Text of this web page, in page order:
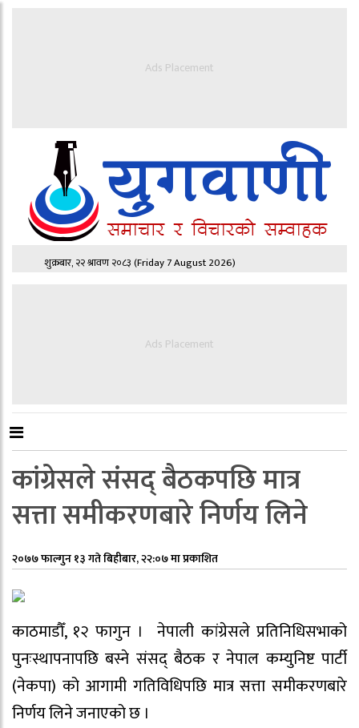
Ads Placement
शुक्रबार, २२ श्रावण २०८३(Friday 7 August 2026)
Ads Placement
कांग्रेसले संसद् बैठकपछि मात्र
सत्ता समीकरणबारे निर्णय लिने
२०७७ फाल्गुन १३ गते बिहीबार, २२:०७ मा प्रकाशित
काठमाडौँ, १२ फागुन । नेपाली कांग्रेसले प्रतिनिधिसभाको
पुनःस्थापनापछि बस्ने संसद् बैठक र नेपाल कम्युनिष्ट पार्टी
(नेकपा) को आगामी गतिविधिपछि मात्र सत्ता समीकरणबारे
निर्णय लिने जनाएको छ ।